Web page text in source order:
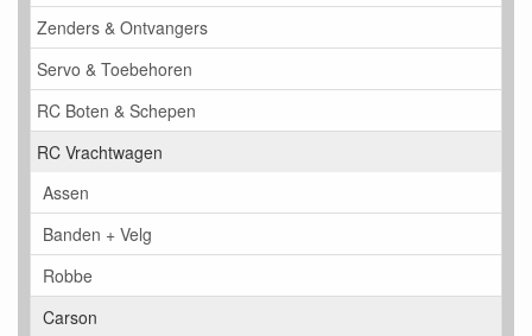
Zenders & Ontvangers
Servo & Toebehoren
RC Boten & Schepen
RC Vrachtwagen
Assen
Banden + Velg
Robbe
Carson